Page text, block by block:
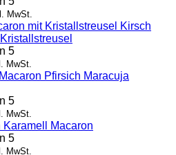
€
€
MwSt.
Kirsch
5
€
€
MwSt.
Pfirsich Maracuja
5
€
€
MwSt.
Karamell Macaron
5
MwSt.